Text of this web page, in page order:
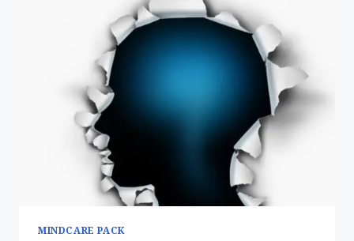
MINDCARE PACK